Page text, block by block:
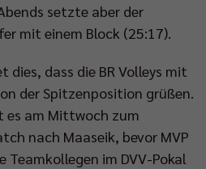
setzte aber der
mit einem Block (25:17).
dies, dass die BR Volleys mit
der Spitzenposition grüßen.
es am Mittwoch zum
nach Maaseik, bevor MVP
Teamkollegen im DVV-Pokal